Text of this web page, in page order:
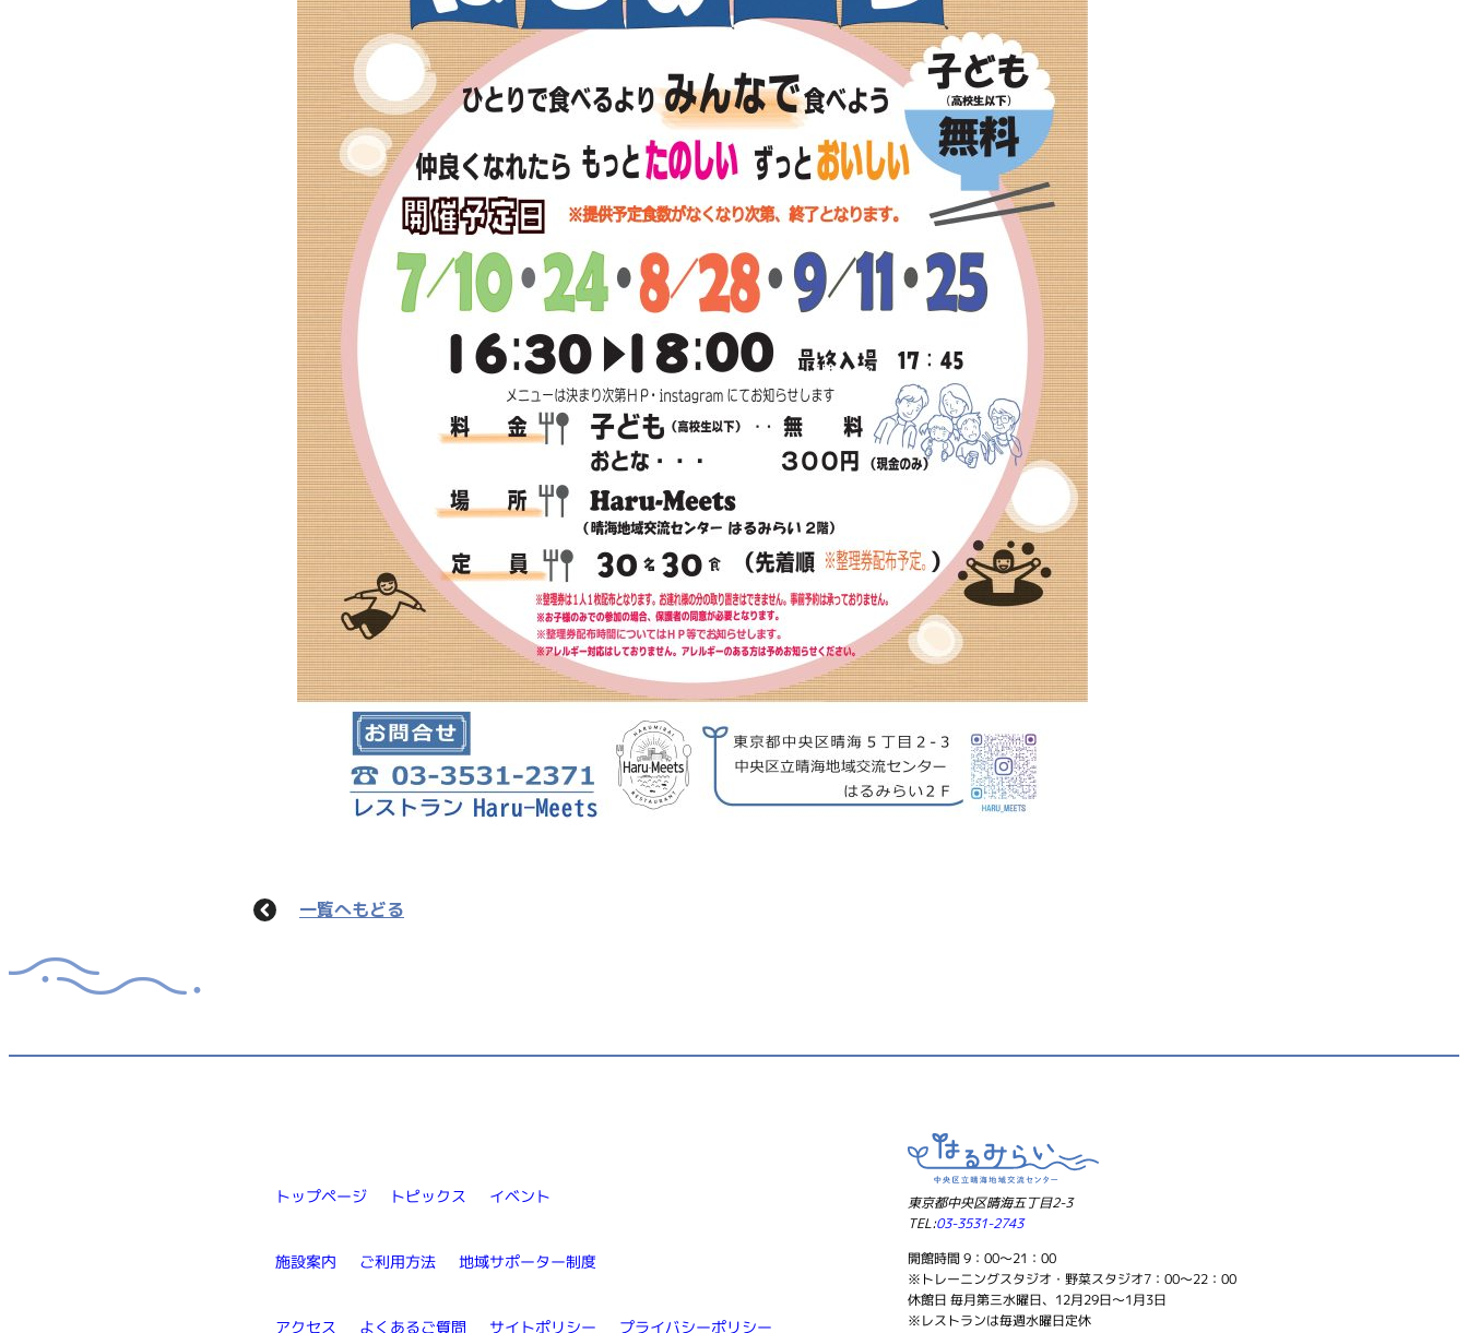
一覧へもどる
トップページ トピックス イベント
施設案内 ご利用方法 地域サポーター制度
アクセス よくあるご質問 サイトポリシー プライバシーポリシー
東京都中央区晴海五丁目2-3
TEL:03-3531-2743
開館時間 9：00～21：00
※トレーニングスタジオ・野菜スタジオ7：00～22：00
休館日 毎月第三水曜日、12月29日～1月3日
※レストランは毎週水曜日定休